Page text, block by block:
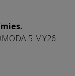
5 MY26